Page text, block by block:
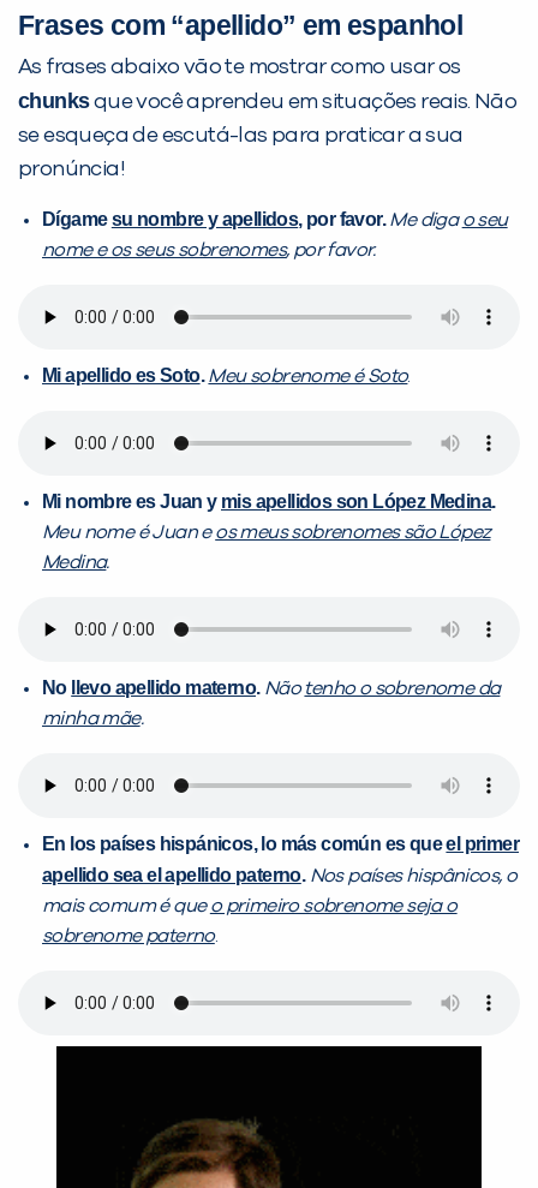
Frases com “apellido” em espanhol
As frases abaixo vão te mostrar como usar os
chunksque você aprendeu em situações reais. Não
se esqueça de escutá-las para praticar a sua
pronúncia!
Dígamesu nombre y apellidos, por favor. Me digao seu
nome e os seus sobrenomes, por favor.
Mi apellido es Soto. Meu sobrenome é Soto.
Mi nombre es Juan y mis apellidos son López Medina.
Meu nome é Juan eos meus sobrenomes são López
Medina.
No llevo apellido materno. Nãotenho o sobrenome da
minha mãe.
En los países hispánicos, lo más común es queel primer
apellido sea el apellido paterno. Nos países hispânicos, o
mais comum é que o primeiro sobrenome seja o
sobrenome paterno.